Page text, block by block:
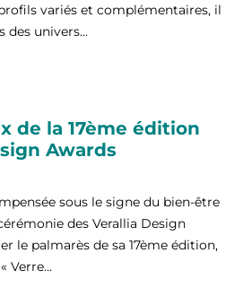
variés et complémentaires, il
des univers...
de la 17ème édition
Awards
sous le signe du bien-être
des Verallia Design
le palmarès de sa 17ème édition,
Verre...